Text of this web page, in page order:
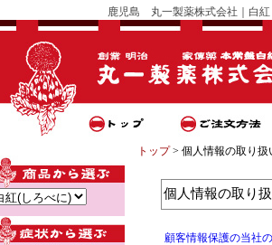
鹿児島 丸一製薬株式会社｜白紅
トップ> 個人情報の取り扱
個人情報の取り
顧客情報保護の当社